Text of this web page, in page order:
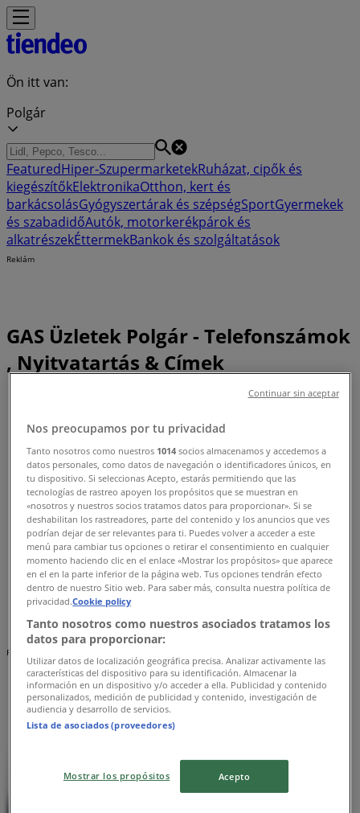
Ön itt van:
Polgár
FeaturedHiper-SzupermarketekRuházat, cipők és
kiegészítőkElektronikaOtthon, kert és
barkácsolásGyógyszertárak és szépségSportGyermekek
és szabadidőAutók, motorkerékpárok és
alkatrészekÉttermekBankok és szolgáltatások
Reklám
GAS Üzletek Polgár - Telefonszámok
, Nyitvatartás & Címek
GAS Polgár»
GAS üzletek Polgár
GAS
Hajdú út 52., Polgár
1.6 km
Reklám
Nos preocupamos por tu privacidad
Tanto nosotros como nuestros 1014 socios almacenamos y accedemos a
datos personales, como datos de navegación o identificadores únicos, en
tu dispositivo. Si seleccionas Acepto, estarás permitiendo que las
tecnologías de rastreo apoyen los propósitos que se muestran en
«nosotros y nuestros socios tratamos datos para proporcionar». Si se
deshabilitan los rastreadores, parte del contenido y los anuncios que ves
podrían dejar de ser relevantes para ti. Puedes volver a acceder a este
menú para cambiar tus opciones o retirar el consentimiento en cualquier
momento haciendo clic en el enlace «Mostrar los propósitos» que aparece
en el en la parte inferior de la página web. Tus opciones tendrán efecto
dentro de nuestro Sitio web. Para saber más, consulta nuestra política de
privacidad.Cookie policy
Tanto nosotros como nuestros asociados tratamos los
datos para proporcionar:
Utilizar datos de localización geográfica precisa. Analizar activamente las
características del dispositivo para su identificación. Almacenar la
información en un dispositivo y/o acceder a ella. Publicidad y contenido
personalizados, medición de publicidad y contenido, investigación de
audiencia y desarrollo de servicios.
Lista de asociados (proveedores)
Mostrar los propósitos Acepto
Continuar sin aceptar